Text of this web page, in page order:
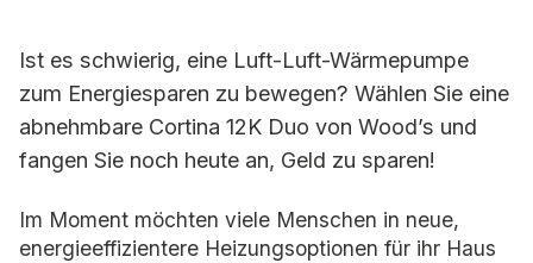
Ist es schwierig, eine Luft-Luft-Wärmepumpe
zum Energiesparen zu bewegen? Wählen Sie eine
abnehmbare Cortina 12K Duo von Wood’s und
fangen Sie noch heute an, Geld zu sparen!
Im Moment möchten viele Menschen in neue,
energieeffizientere Heizungsoptionen für ihr Haus